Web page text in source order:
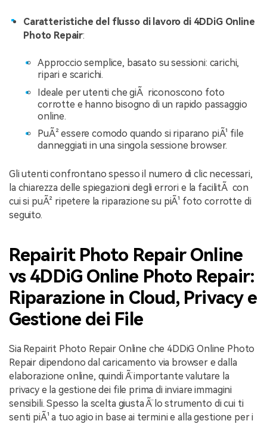
Caratteristiche del flusso di lavoro di 4DDiG Online
Photo Repair:
Approccio semplice, basato su sessioni: carichi,
ripari e scarichi.
Ideale per utenti che giÃ riconoscono foto
corrotte e hanno bisogno di un rapido passaggio
online.
PuÃ² essere comodo quando si riparano piÃ¹ file
danneggiati in una singola sessione browser.
Gli utenti confrontano spesso il numero di clic necessari,
la chiarezza delle spiegazioni degli errori e la facilitÃ con
cui si puÃ² ripetere la riparazione su piÃ¹ foto corrotte di
seguito.
Repairit Photo Repair Online
vs 4DDiG Online Photo Repair:
Riparazione in Cloud, Privacy e
Gestione dei File
Sia Repairit Photo Repair Online che 4DDiG Online Photo
Repair dipendono dal caricamento via browser e dalla
elaborazione online, quindi Ã¨ importante valutare la
privacy e la gestione dei file prima di inviare immagini
sensibili. Spesso la scelta giusta Ã¨ lo strumento di cui ti
senti piÃ¹ a tuo agio in base ai termini e alla gestione per i